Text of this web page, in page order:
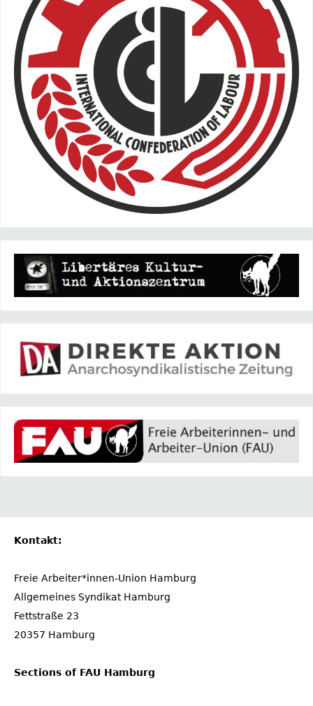
Kontakt:
Freie Arbeiter*innen-Union Hamburg
Allgemeines Syndikat Hamburg
Fettstraße 23
20357 Hamburg
Sections of FAU Hamburg